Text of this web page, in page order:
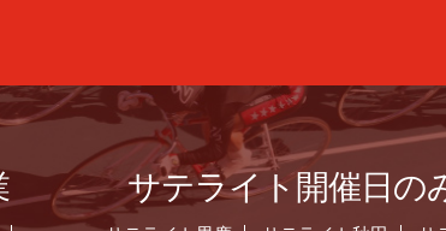
サテライト開催日の